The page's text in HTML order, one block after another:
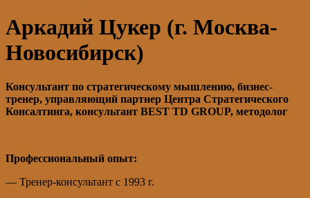
Аркадий Цукер (г. Москва-
Новосибирск)
Консультант по стратегическому мышлению, бизнес-
тренер, управляющий партнер Центра Стратегического
Консалтинга, консультант BEST TD GROUP, методолог
Профессиональный опыт:
— Тренер-консультант с 1993 г.